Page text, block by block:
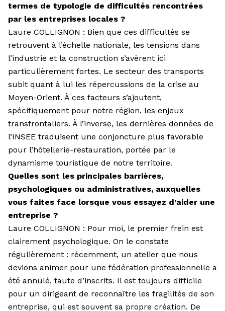
termes de typologie de difficultés rencontrées
par les entreprises locales ?
Laure COLLIGNON : Bien que ces difficultés se
retrouvent à l’échelle nationale, les tensions dans
l’industrie et la construction s’avèrent ici
particulièrement fortes. Le secteur des transports
subit quant à lui les répercussions de la crise au
Moyen-Orient. À ces facteurs s’ajoutent,
spécifiquement pour notre région, les enjeux
transfrontaliers. À l’in­verse, les dernières données de
l’INSEE traduisent une conjoncture plus favorable
pour l’hôtellerie-restauration, portée par le
dynamisme touristique de notre territoire.
Quelles sont les principales barrières,
psychologiques ou administratives, auxquelles
vous faites face lorsque vous essayez d’aider une
entreprise ?
Laure COLLIGNON : Pour moi, le premier frein est
clairement psycho­logique. On le constate
régulièrement : récemment, un atelier que nous
devions animer pour une fédération professionnelle a
été annulé, faute d’inscrits. Il est toujours difficile
pour un dirigeant de reconnaître les fragilités de son
entreprise, qui est souvent sa propre création. De